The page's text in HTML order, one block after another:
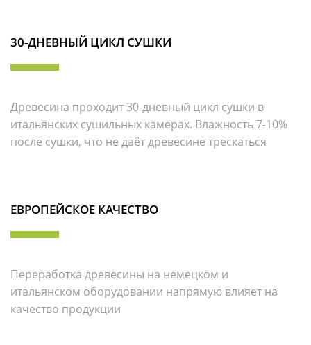
30-ДНЕВНЫЙ ЦИКЛ СУШКИ
Древесина проходит 30-дневный цикл сушки в
итальянских сушильных камерах. Влажность 7-10%
после сушки, что не даёт древесине трескаться
ЕВРОПЕЙСКОЕ КАЧЕСТВО
Переработка древесины на немецком и
итальянском оборудовании напрямую влияет на
качество продукции